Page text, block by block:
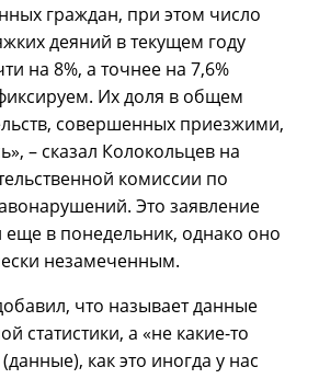
граждан, при этом число
деяний в текущем году
на 8%, а точнее на 7,6%
Их доля в общем
совершенных приезжими,
– сказал Колокольцев на
комиссии по
Это заявление
еще в понедельник, однако оно
незамеченным.
что называет данные
статистики, а «не какие-то
как это иногда у нас